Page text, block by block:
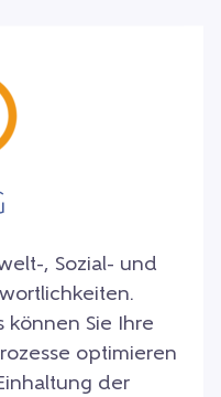
, Sozial- und
können Sie Ihre
optimieren
der